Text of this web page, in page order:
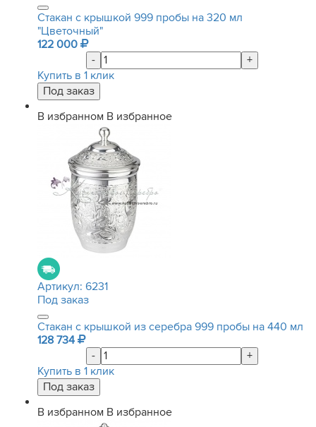
Стакан с крышкой 999 пробы на 320 мл
"Цветочный"
122 000
-
+
Купить в 1 клик
В избранном В избранное
Артикул: 6231
Под заказ
Стакан с крышкой из серебра 999 пробы на 440 мл
128 734
-
+
Купить в 1 клик
В избранном В избранное